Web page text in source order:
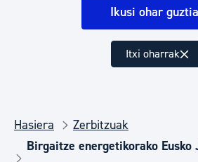
Ikusi ohar
Itxi oharrak
Hasiera
Zerbitzuak
Birgaitze energetikorako